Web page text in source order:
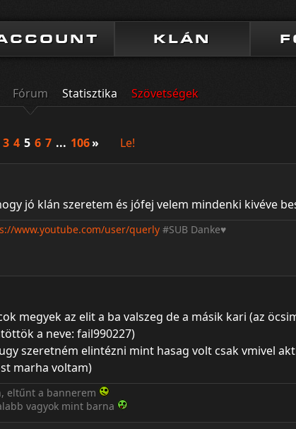
KLÁN
Fórum Statisztika Szövetségek
3 4 5 6 7 ... 106» Le!
jó klán szeretem és jófej velem mindenki kivéve
www.youtube.com/user/querly #SUB Danke♥
megyek az elit a ba valszeg de a másik kari (az
a neve: fail990227)
szeretném elintézni mint hasag volt csak vmivel
marha voltam)
eltűnt a bannerem
vagyok mint barna